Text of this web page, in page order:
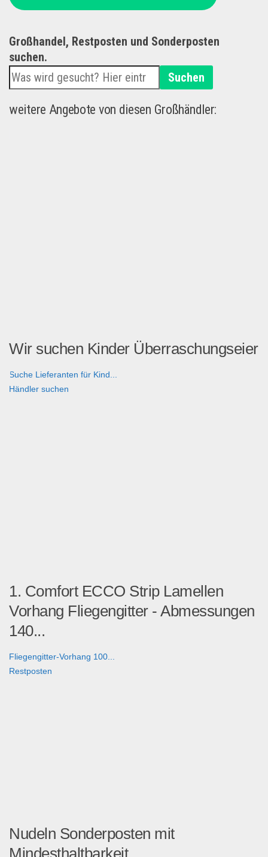
Großhandel, Restposten und Sonderposten
suchen.
Suchen
weitere Angebote von diesen Großhändler:
Wir suchen Kinder Überraschungseier
Suche Lieferanten für Kind...
Händler suchen
1. Comfort ECCO Strip Lamellen
Vorhang Fliegengitter - Abmessungen
140...
Fliegengitter-Vorhang 100...
Restposten
Nudeln Sonderposten mit